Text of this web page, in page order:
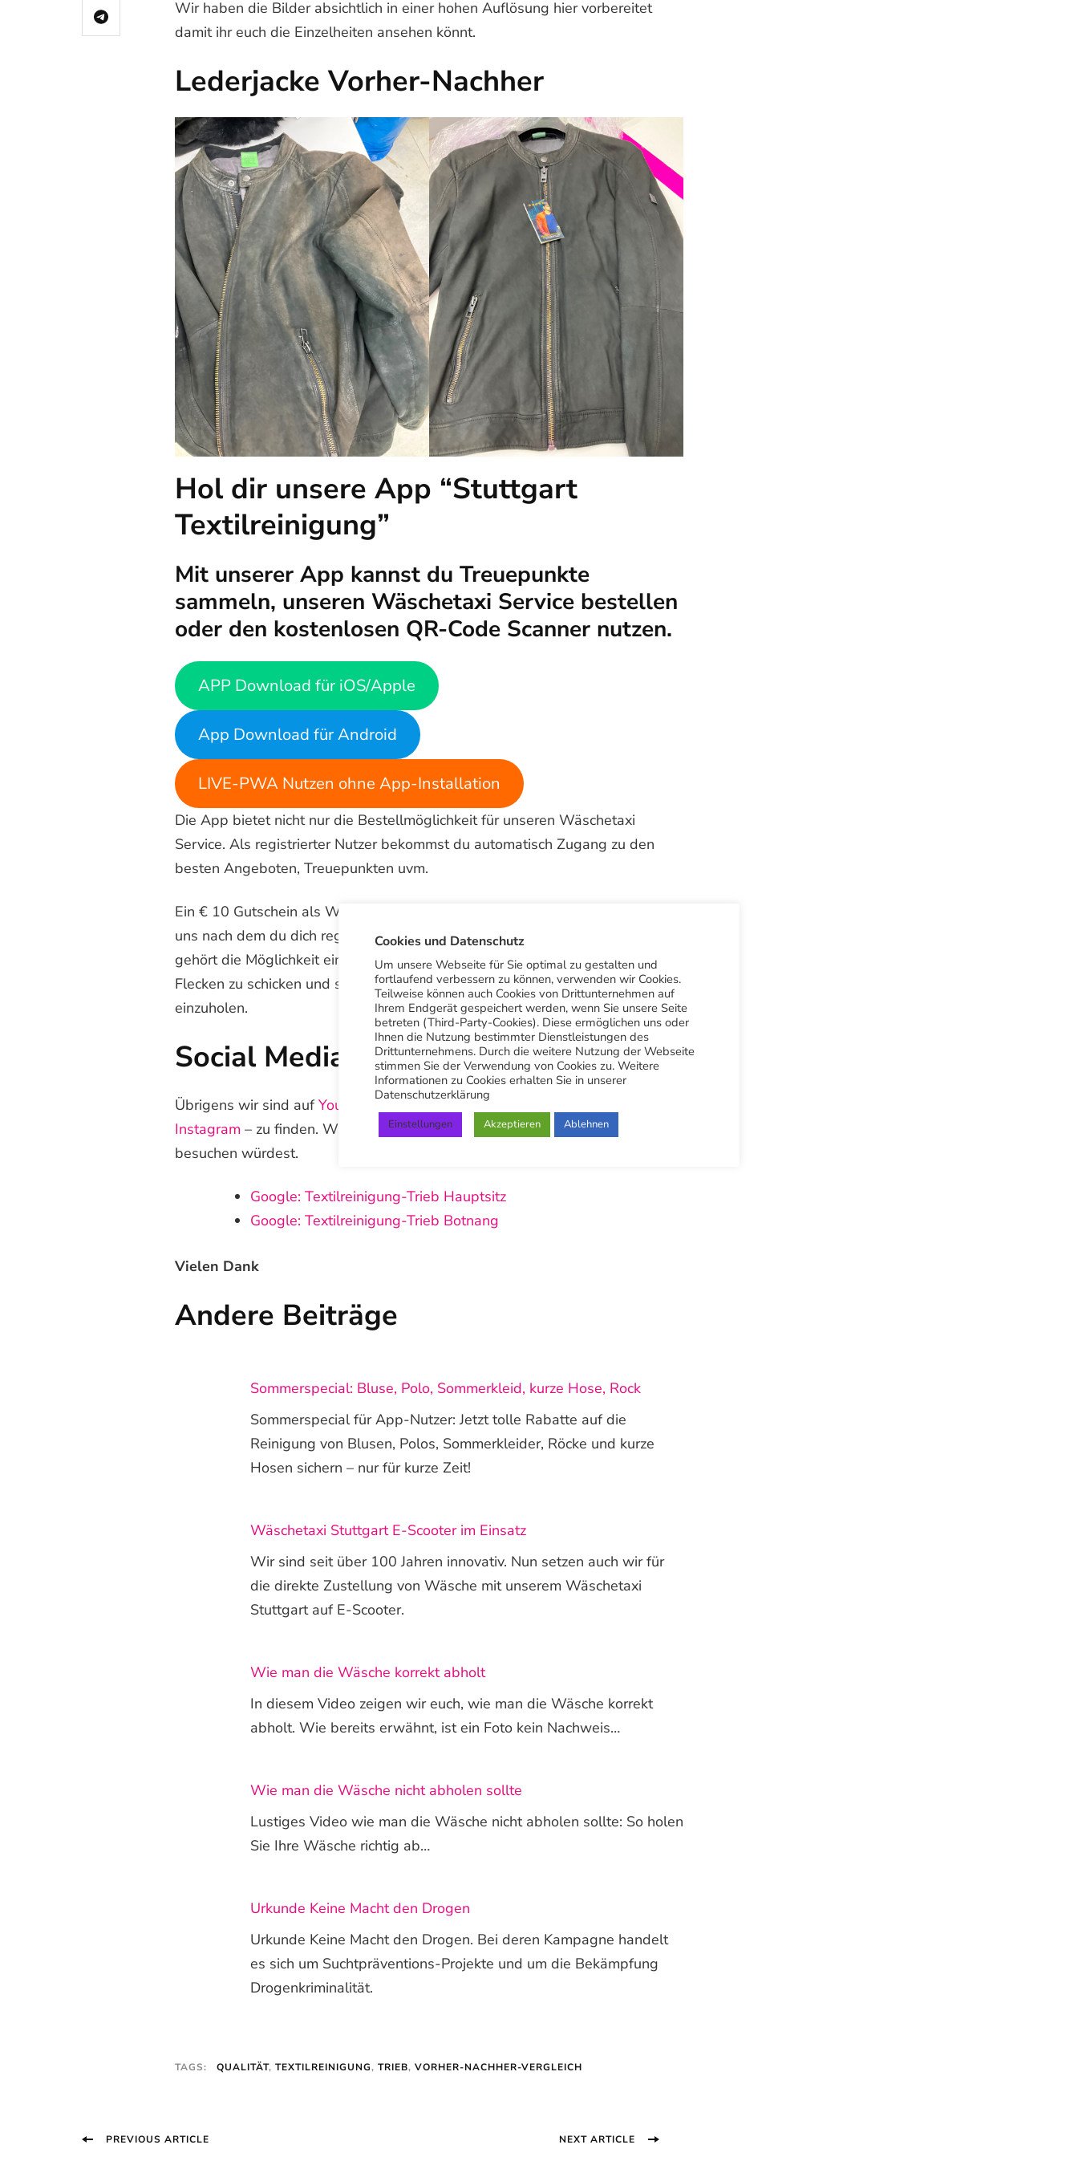
Wir haben die Bilder absichtlich in einer hohen Auflösung hier vorbereitet
damit ihr euch die Einzelheiten ansehen könnt.
Lederjacke Vorher-Nachher
Hol dir unsere App “Stuttgart
Textilreinigung”
Mit unserer App kannst du Treuepunkte
sammeln, unseren Wäschetaxi Service bestellen
oder den kostenlosen QR-Code Scanner nutzen.
APP Download für iOS/Apple
App Download für Android
LIVE-PWA Nutzen ohne App-Installation
Die App bietet nicht nur die Bestellmöglichkeit für unseren Wäschetaxi
Service. Als registrierter Nutzer bekommst du automatisch Zugang zu den
besten Angeboten, Treuepunkten uvm.
Ein € 10 Gutschein als Willkommensgeschenk bekommst du automatisch von
uns nach dem du dich registriert hast. Zu den weiteren Vorteilen der App
gehört die Möglichkeit einen QR-Scanner zu nutzen und uns Bilder von
Flecken zu schicken und somit kostenlos einen Rat oder Kostenvoranschlag
einzuholen.
Social Media
Übrigens wir sind auf Youtube LinkedIn
Instagram – zu finden. Wir würden uns sehr freuen wenn du uns dort
besuchen würdest.
Google: Textilreinigung-Trieb Hauptsitz
Google: Textilreinigung-Trieb Botnang
Vielen Dank
Andere Beiträge
Sommerspecial: Bluse, Polo, Sommerkleid, kurze Hose, Rock
Sommerspecial für App-Nutzer: Jetzt tolle Rabatte auf die
Reinigung von Blusen, Polos, Sommerkleider, Röcke und kurze
Hosen sichern – nur für kurze Zeit!
Wäschetaxi Stuttgart E-Scooter im Einsatz
Wir sind seit über 100 Jahren innovativ. Nun setzen auch wir für
die direkte Zustellung von Wäsche mit unserem Wäschetaxi
Stuttgart auf E-Scooter.
Wie man die Wäsche korrekt abholt
In diesem Video zeigen wir euch, wie man die Wäsche korrekt
abholt. Wie bereits erwähnt, ist ein Foto kein Nachweis…
Wie man die Wäsche nicht abholen sollte
Lustiges Video wie man die Wäsche nicht abholen sollte: So holen
Sie Ihre Wäsche richtig ab…
Urkunde Keine Macht den Drogen
Urkunde Keine Macht den Drogen. Bei deren Kampagne handelt
es sich um Suchtpräventions-Projekte und um die Bekämpfung
Drogenkriminalität.
TAGS: QUALITÄT, TEXTILREINIGUNG, TRIEB, VORHER-NACHHER-VERGLEICH
PostPREVIOUS ARTICLE NEXT ARTICLE
Cookies und Datenschutz
Um unsere Webseite für Sie optimal zu gestalten und
fortlaufend verbessern zu können, verwenden wir Cookies.
Teilweise können auch Cookies von Drittunternehmen auf
Ihrem Endgerät gespeichert werden, wenn Sie unsere Seite
betreten (Third-Party-Cookies). Diese ermöglichen uns oder
Ihnen die Nutzung bestimmter Dienstleistungen des
Drittunternehmens. Durch die weitere Nutzung der Webseite
stimmen Sie der Verwendung von Cookies zu. Weitere
Informationen zu Cookies erhalten Sie in unserer
Datenschutzerklärung
Einstellungen Akzeptieren Ablehnen